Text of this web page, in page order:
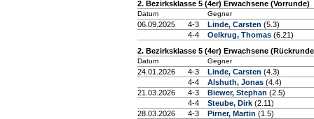
2. Bezirksklasse 5 (4er) Erwachsene (Vorrunde)
Datum Gegner
06.09.2025 4-3 Linde, Carsten (5.3)
4-4
Oelkrug, Thomas (6.21)
2. Bezirksklasse 5 (4er) Erwachsene
Datum Gegner
24.01.2026 4-3 Linde, Carsten (4.3)
4-4
Alshuth, Jonas (4.4)
21.03.2026
4-3 Biewer, Stephan (2.5)
4-4
Steube, Dirk (2.11)
28.03.2026
4-3 Pirner, Martin (1.5)